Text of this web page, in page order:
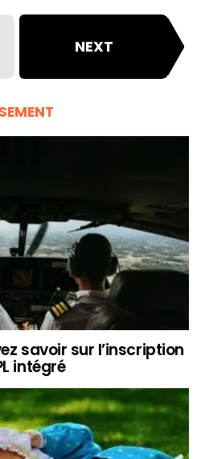
NEXT
savoir sur l’inscription
intégré